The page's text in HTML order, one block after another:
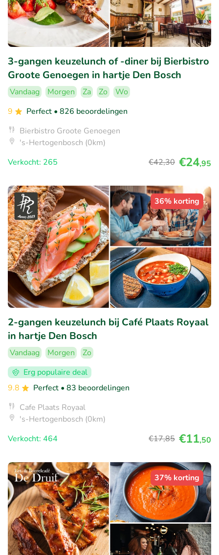
3-gangen keuzelunch of -diner bij Bierbistro
Groote Genoegen in hartje Den Bosch
Vandaag Morgen Za Zo
Wo
9
Perfect • 826 beoordelingen
Bierbistro Groote Genoegen
's-Hertogenbosch (0km)
Verkocht: 265
€42,30 €24,95
36% korting
2-gangen keuzelunch bij Café Plaats Royaal
in hartje Den Bosch
Vandaag Morgen
Zo
Erg populaire deal
9.8
Perfect • 83 beoordelingen
Cafe Plaats Royaal
's-Hertogenbosch (0km)
Verkocht: 464
€17,85 €11,50
37% korting